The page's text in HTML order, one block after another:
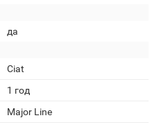
да
Ciat
1 год
Major Line